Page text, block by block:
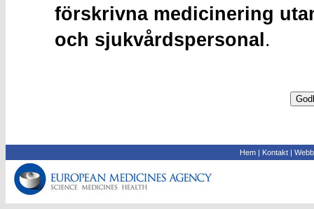
förskrivna medicinering
och sjukvårdspersonal.
Hem | Kontakt |